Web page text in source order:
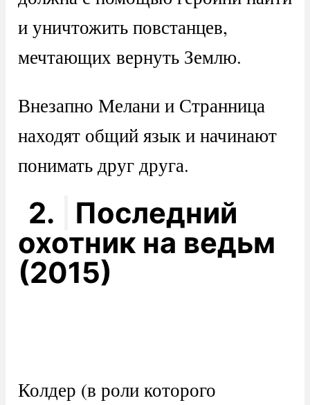
и уничтожить повстанцев,
мечтающих вернуть Землю.
Внезапно Мелани и Странница
находят общий язык и начинают
понимать друг друга.
2.
Последний
охотник на ведьм
(2015)
Колдер (в роли которого